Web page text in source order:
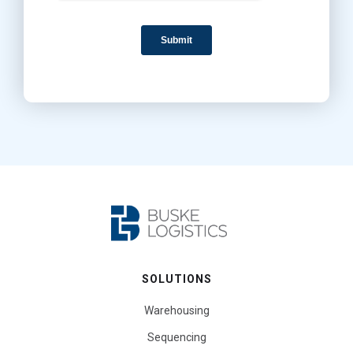
SOLUTIONS
Warehousing
Sequencing